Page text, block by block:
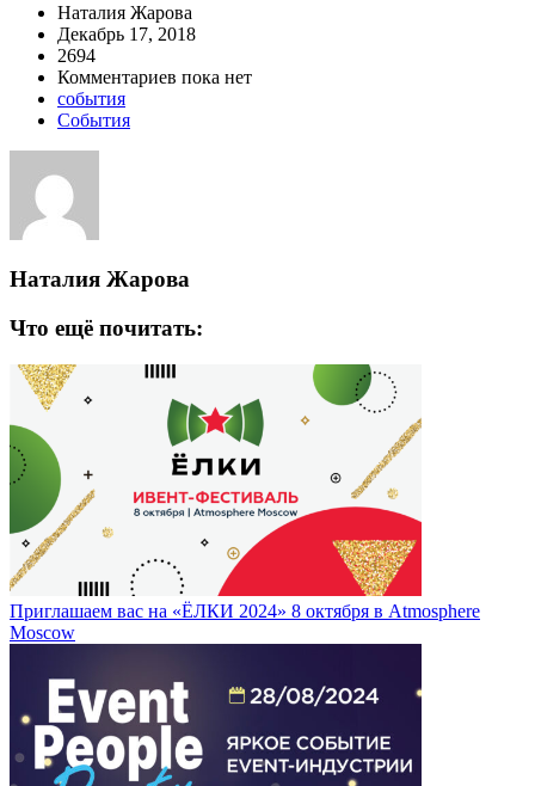
Наталия Жарова
Декабрь 17, 2018
2694
Комментариев пока нет
события
События
Наталия Жарова
Что ещё почитать:
Приглашаем вас на «ЁЛКИ 2024» 8 октября в Atmosphere
Moscow